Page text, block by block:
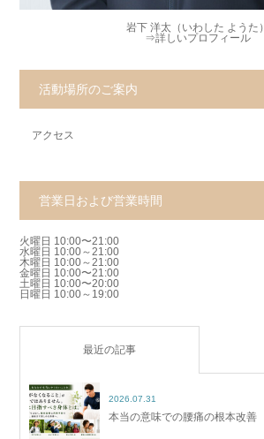
岩下 洋太（いわした ようた）
⇒詳しいプロフィール
活動場所のご案内
アクセス
営業日および営業時間
火曜日 10:00〜21:00
水曜日 10:00～21:00
木曜日 10:00～21:00
金曜日 10:00〜21:00
土曜日 10:00〜20:00
日曜日 10:00～19:00
最近の記事
2026.07.31
本当の意味での腰痛の根本改善